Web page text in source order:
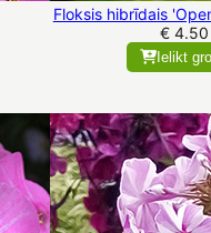
Floksis hibrīdais
€ 4.50
Ielikt